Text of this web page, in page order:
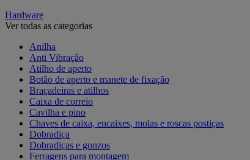
Hardware
Ver todas as categorias
Anilha
Anti Vibração
Atilho de aperto
Botão de aperto e manete de fixação
Braçadeiras e atilhos
Caixa de correio
Cavilha e pino
Chaves de caixa, encaixes, molas e roscas postiças
Dobradiça
Dobradiças e gonzos
Ferragens para montagem